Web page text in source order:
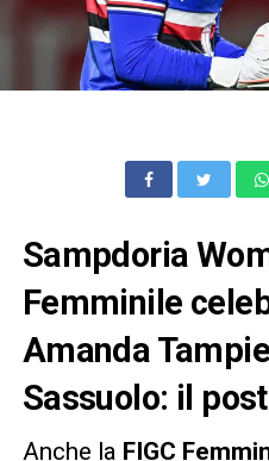
Sampdoria
Femminile
Amanda
Sassuolo: il
Anche la FIGC